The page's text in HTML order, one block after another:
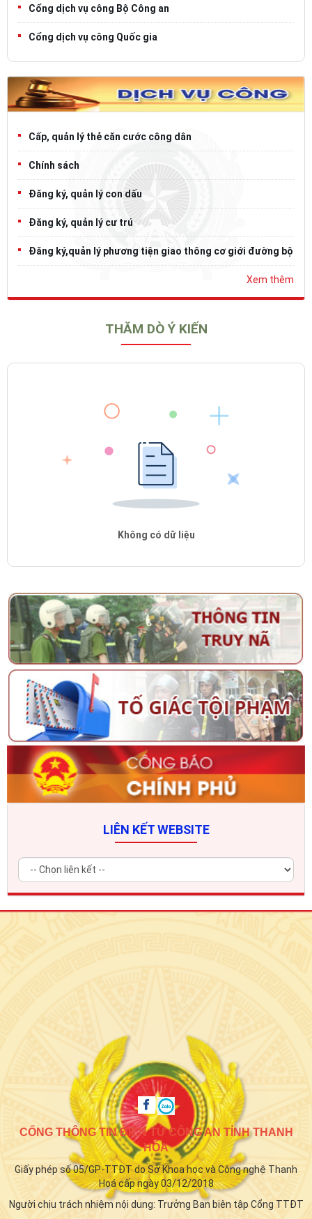
Cổng dịch vụ công Bộ Công an
Cổng dịch vụ công Quốc gia
Cấp, quản lý thẻ căn cước công dân
Chính sách
Đăng ký, quản lý con dấu
Đăng ký, quản lý cư trú
Đăng ký,quản lý phương tiện giao thông cơ giới đường bộ
Xem thêm
THĂM DÒ Ý KIẾN
Không có dữ liệu
LIÊN KẾT WEBSITE
CỔNG THÔNG TIN ĐIỆN TỬ CÔNG AN TỈNH THANH
HÓA
Giấy phép số 05/GP-TTĐT do Sở Khoa học và Công nghệ Thanh
Hoá cấp ngày 03/12/2018
Người chịu trách nhiệm nội dung: Trưởng Ban biên tập Cổng TTĐT